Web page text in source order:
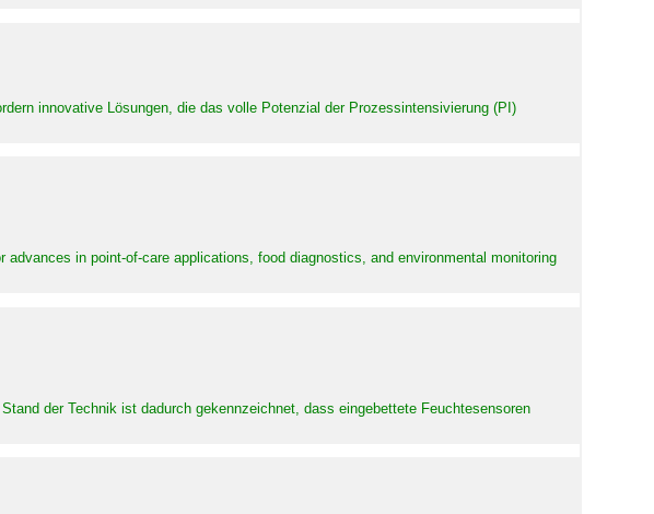
innovative Lösungen, die das volle Potenzial der Prozessintensivierung (PI)
in point-of-care applications, food diagnostics, and environmental monitoring
der Technik ist dadurch gekennzeichnet, dass eingebettete Feuchtesensoren